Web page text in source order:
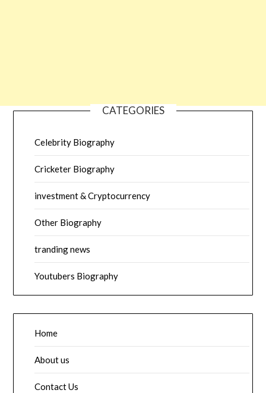
CATEGORIES
Celebrity Biography
Cricketer Biography
investment & Cryptocurrency
Other Biography
tranding news
Youtubers Biography
Home
About us
Contact Us